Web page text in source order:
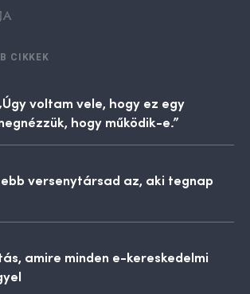
CIKKEK
voltam vele, hogy ez egy
hogy működik-e.”
versenytársad az, aki tegnap
amire minden e-kereskedelmi